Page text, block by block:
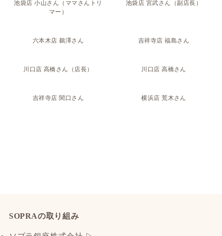
池袋店 小山さん（ママさんトリ
マー）
池袋店 宮武さん（副店長）
六本木店 鵜澤さん 吉祥寺店 福島さん
川口店 高橋さん（店長） 川口店 高橋さん
吉祥寺店 関口さん 横浜店 荒木さん
SOPRAの取り組み